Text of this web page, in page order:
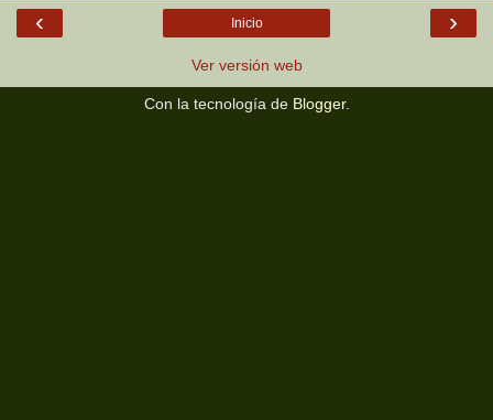
‹ ›
Inicio
Ver versión web
Con la tecnología de Blogger.